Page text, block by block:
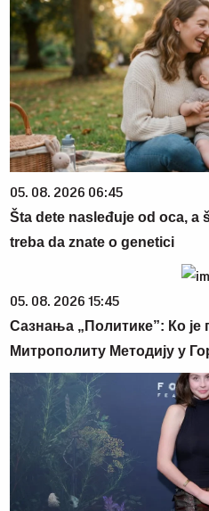
05. 08. 2026 06:45
Šta dete nasleđuje od oca, a
treba da znate o genetici
05. 08. 2026 15:45
Сазнања „Политике”: Ко је
Митрополиту Методију у